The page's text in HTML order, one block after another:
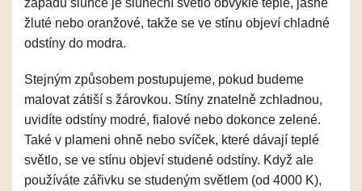
západu slunce je sluneční světlo obvykle teplé, jasně
žluté nebo oranžové, takže se ve stínu objeví chladné
odstíny do modra.
Stejným způsobem postupujeme, pokud budeme
malovat zátiší s žárovkou. Stíny znatelně zchladnou,
uvidíte odstíny modré, fialové nebo dokonce zelené.
Také v plameni ohně nebo svíček, které dávají teplé
světlo, se ve stínu objeví studené odstíny. Když ale
používáte zářivku se studeným světlem (od 4000 K),